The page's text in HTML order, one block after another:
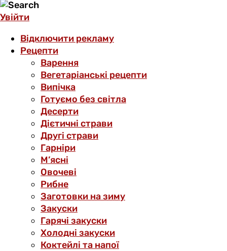
Увійти
Відключити рекламу
Рецепти
Варення
Вегетаріанські рецепти
Випічка
Готуємо без світла
Десерти
Дієтичні страви
Другі страви
Гарніри
М’ясні
Овочеві
Рибне
Заготовки на зиму
Закуски
Гарячі закуски
Холодні закуски
Коктейлі та напої